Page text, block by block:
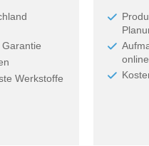
Werkstoffe